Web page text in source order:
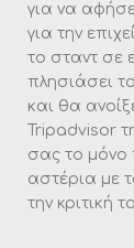
για να
για την
το σταντ σε
πλησιάσει
και θα
Tripadvisor
σας το μόνο
αστέρια με
την κριτική